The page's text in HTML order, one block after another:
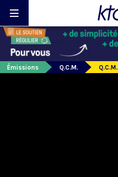
Émissions Q.C.M. Q.C.M.